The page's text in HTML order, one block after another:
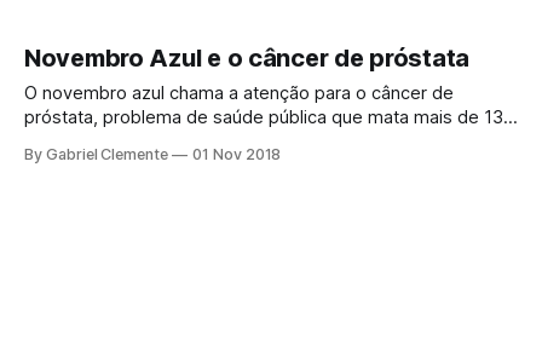
Novembro Azul e o câncer de próstata
O novembro azul chama a atenção para o câncer de
próstata, problema de saúde pública que mata mais de 13
azul surgiu em 2003, na Austrália. Um movimento destinado
By Gabriel Clemente 01 Nov 2018